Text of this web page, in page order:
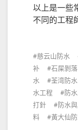
以上是一些
不同的工程
慈云山防水
补
石屎剝落
水
荃湾防水
水工程
防
打針
防水
料
黃大仙